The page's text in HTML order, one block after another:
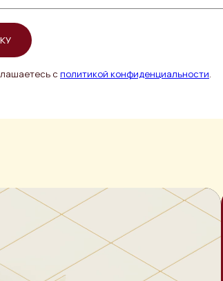
с политикой конфиденциальности.